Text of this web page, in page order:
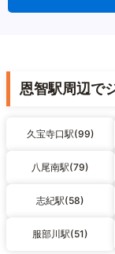
恩智駅周辺で
久宝寺口駅(99)
八尾南駅(79)
志紀駅(58)
服部川駅(51)